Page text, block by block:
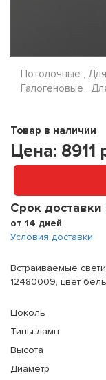
Потолочные ,
Галогеновые ,
Товар в наличии
Цена: 8911
Срок доставки
от 14 дней
Условия доставки
Встраиваемые
12480009, цвет
Цоколь
Типы ламп
Высота
Диаметр